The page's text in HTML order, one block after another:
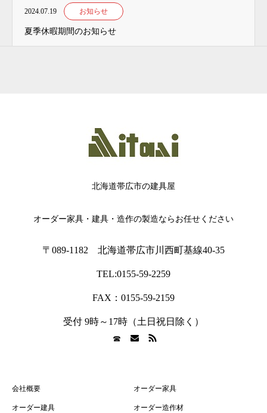
2024.07.19 お知らせ
夏季休暇期間のお知らせ
北海道帯広市の建具屋
オーダー家具・建具・造作の製造ならお任せください
〒089-1182 北海道帯広市川西町基線40-35
TEL:0155-59-2259
FAX：0155-59-2159
受付 9時～17時（土日祝日除く）
☎︎
会社概要 オーダー家具
オーダー建具 オーダー造作材